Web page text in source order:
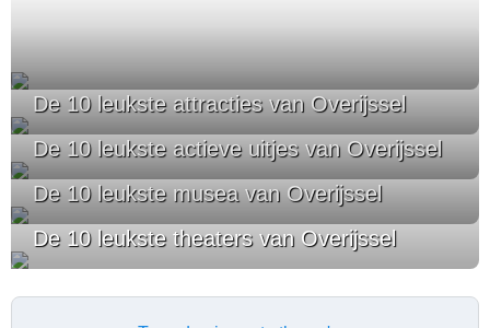
De 10 leukste attracties van Overijssel
De 10 leukste actieve uitjes van Overijssel
De 10 leukste musea van Overijssel
De 10 leukste theaters van Overijssel